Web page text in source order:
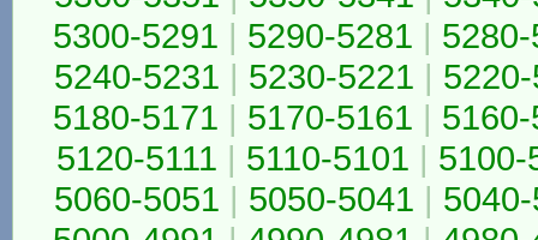
5300-5291 | 5290-5281 |
5240-5231 | 5230-5221 |
5180-5171 | 5170-5161 |
5120-5111 | 5110-5101 | 5100-
5060-5051 | 5050-5041 |